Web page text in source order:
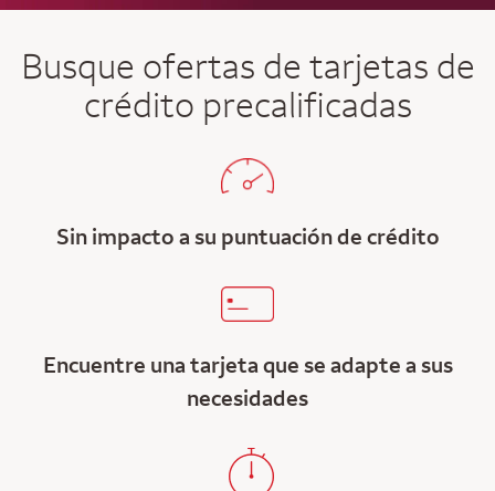
Busque ofertas de tarjetas de
crédito precalificadas
Sin impacto a su puntuación de crédito
Encuentre una tarjeta que se adapte a sus
necesidades